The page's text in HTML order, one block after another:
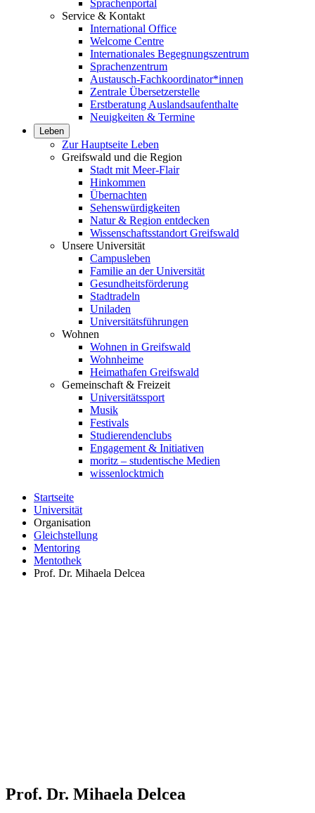
Sprachenportal
Service & Kontakt
International Office
Welcome Centre
Internationales Begegnungszentrum
Sprachenzentrum
Austausch-Fachkoordinator*innen
Zentrale Übersetzerstelle
Erstberatung Auslandsaufenthalte
Neuigkeiten & Termine
Leben
Zur Hauptseite Leben
Greifswald und die Region
Stadt mit Meer-Flair
Hinkommen
Übernachten
Sehenswürdigkeiten
Natur & Region entdecken
Wissenschaftsstandort Greifswald
Unsere Universität
Campusleben
Familie an der Universität
Gesundheitsförderung
Stadtradeln
Uniladen
Universitätsführungen
Wohnen
Wohnen in Greifswald
Wohnheime
Heimathafen Greifswald
Gemeinschaft & Freizeit
Universitätssport
Musik
Festivals
Studierendenclubs
Engagement & Initiativen
moritz – studentische Medien
wissenlocktmich
Startseite
Universität
Organisation
Gleichstellung
Mentoring
Mentothek
Prof. Dr. Mihaela Delcea
Prof. Dr. Mihaela Delcea